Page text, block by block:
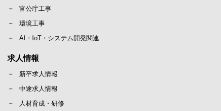
官公庁工事
環境工事
AI・IoT・システム開発関連
求人情報
新卒求人情報
中途求人情報
人材育成・研修